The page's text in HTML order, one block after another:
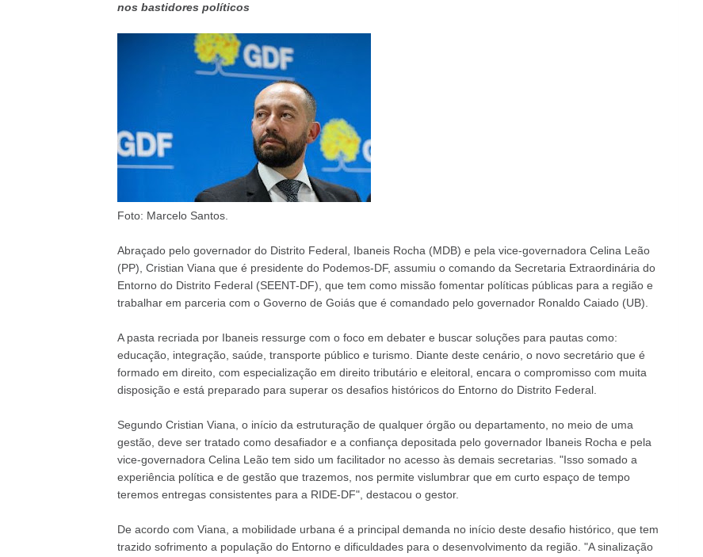
nos bastidores políticos
Foto: Marcelo Santos.
Abraçado pelo governador do Distrito Federal, Ibaneis Rocha (MDB) e pela vice-governadora Celina Leão
(PP), Cristian Viana que é presidente do Podemos-DF, assumiu o comando da Secretaria Extraordinária do
Entorno do Distrito Federal (SEENT-DF), que tem como missão fomentar políticas públicas para a região e
trabalhar em parceria com o Governo de Goiás que é comandado pelo governador Ronaldo Caiado (UB).
A pasta recriada por Ibaneis ressurge com o foco em debater e buscar soluções para pautas como:
educação, integração, saúde, transporte público e turismo. Diante deste cenário, o novo secretário que é
formado em direito, com especialização em direito tributário e eleitoral, encara o compromisso com muita
disposição e está preparado para superar os desafios históricos do Entorno do Distrito Federal.
Segundo Cristian Viana, o início da estruturação de qualquer órgão ou departamento, no meio de uma
gestão, deve ser tratado como desafiador e a confiança depositada pelo governador Ibaneis Rocha e pela
vice-governadora Celina Leão tem sido um facilitador no acesso às demais secretarias. "Isso somado a
experiência política e de gestão que trazemos, nos permite vislumbrar que em curto espaço de tempo
teremos entregas consistentes para a RIDE-DF", destacou o gestor.
De acordo com Viana, a mobilidade urbana é a principal demanda no início deste desafio histórico, que tem
trazido sofrimento a população do Entorno e dificuldades para o desenvolvimento da região. "A sinalização